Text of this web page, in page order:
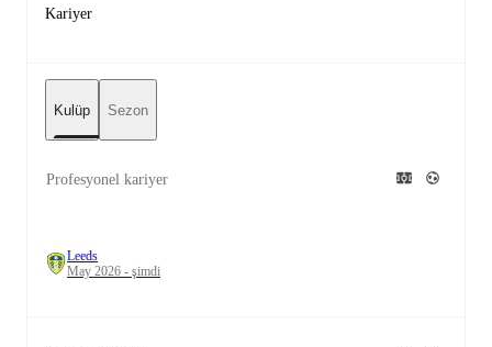
Kariyer
Kulüp Sezon
Profesyonel kariyer
Leeds
May 2026 - şimdi